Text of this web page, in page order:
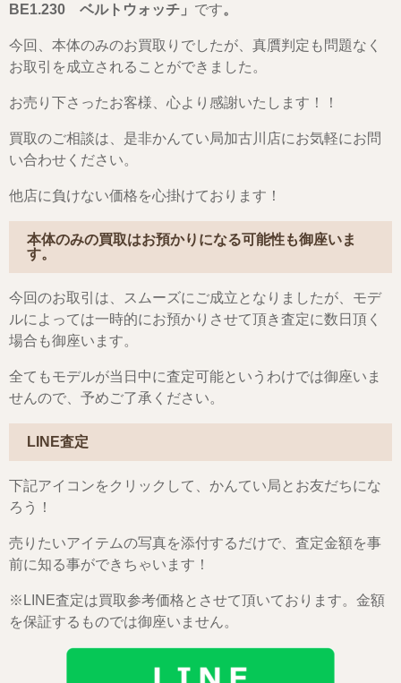
BE1.230 ベルトウォッチ」 です。
今回、本体のみのお買取りでしたが、真贋判定も問題なく
お取引を成立されることができました。
お売り下さったお客様、心より感謝いたします！！
買取のご相談は、是非かんてい局加古川店にお気軽にお問
い合わせください。
他店に負けない価格を心掛けております！
本体のみの買取はお預かりになる可能性も御座いま
す。
今回のお取引は、スムーズにご成立となりましたが、モデ
ルによっては一時的にお預かりさせて頂き査定に数日頂く
場合も御座います。
全てもモデルが当日中に査定可能というわけでは御座いま
せんので、予めご了承ください。
LINE査定
下記アイコンをクリックして、かんてい局とお友だちにな
ろう！
売りたいアイテムの写真を添付するだけで、査定金額を事
前に知る事ができちゃいます！
※LINE査定は買取参考価格とさせて頂いております。金額
を保証するものでは御座いません。